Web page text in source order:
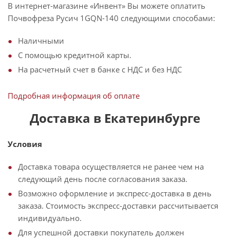
В интернет-магазине «Инвент» Вы можете оплатить
Почвофреза Русич 1GQN-140 следующими способами:
Наличными
С помощью кредитной карты.
На расчетный счет в банке с НДС и без НДС
Подробная информация об оплате
Доставка в Екатеринбурге
Условия
Доставка товара осуществляется не ранее чем на
следующий день после согласования заказа.
Возможно оформление и экспресс-доставка в день
заказа. Стоимость экспресс-доставки рассчитывается
индивидуально.
Для успешной доставки покупатель должен